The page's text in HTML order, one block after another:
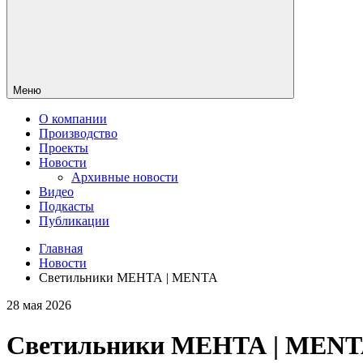
Меню
О компании
Производство
Проекты
Новости
Архивные новости
Видео
Подкасты
Публикации
Главная
Новости
Светильники МЕНТА | MENTA
28 мая 2026
Светильники МЕНТА |